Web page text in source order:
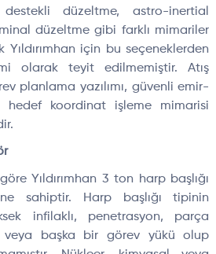
düzeltme, astro-inertial
düzeltme gibi farklı mimariler
Yıldırımhan için bu seçeneklerden
olarak teyit edilmemiştir. Atış
planlama yazılımı, güvenli emir-
koordinat işleme mimarisi
Yıldırımhan 3 ton harp başlığı
sahiptir. Harp başlığı tipinin
infilaklı, penetrasyon, parça
veya başka bir görev yükü olup